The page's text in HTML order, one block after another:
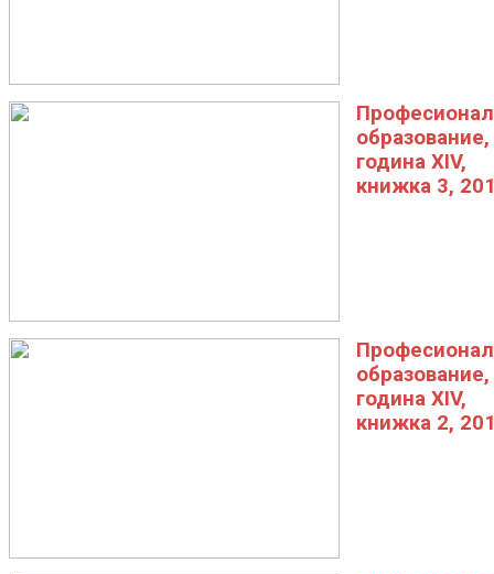
образование,
година XIV,
книжка 3,
образование,
година XIV,
книжка 2,